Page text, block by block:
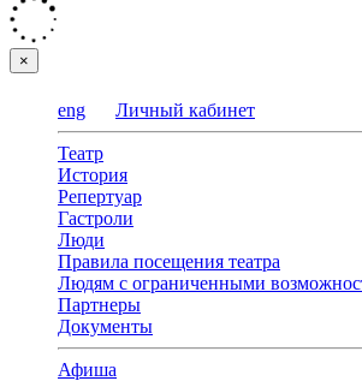
×
eng Личный кабинет
Театр
История
Репертуар
Гастроли
Люди
Правила посещения театра
Людям с ограниченными
Партнеры
Документы
Афиша